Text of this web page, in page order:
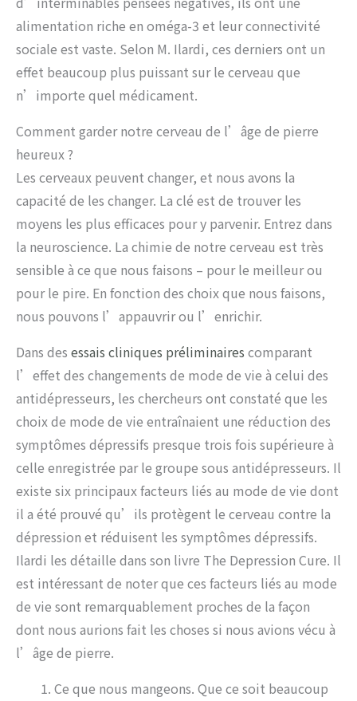
alimentation riche en oméga-3 et leur connectivité
sociale est vaste. Selon M. Ilardi, ces derniers ont un
effet beaucoup plus puissant sur le cerveau que
n’importe quel médicament.
Comment garder notre cerveau de l’âge de pierre
heureux ?
Les cerveaux peuvent changer, et nous avons la
capacité de les changer. La clé est de trouver les
moyens les plus efficaces pour y parvenir. Entrez dans
la neuroscience. La chimie de notre cerveau est très
sensible à ce que nous faisons – pour le meilleur ou
pour le pire. En fonction des choix que nous faisons,
nous pouvons l’appauvrir ou l’enrichir.
Dans des essais cliniques préliminaires comparant
l’effet des changements de mode de vie à celui des
antidépresseurs, les chercheurs ont constaté que les
choix de mode de vie entraînaient une réduction des
symptômes dépressifs presque trois fois supérieure à
celle enregistrée par le groupe sous antidépresseurs. Il
existe six principaux facteurs liés au mode de vie dont
il a été prouvé qu’ils protègent le cerveau contre la
dépression et réduisent les symptômes dépressifs.
Ilardi les détaille dans son livre The Depression Cure. Il
est intéressant de noter que ces facteurs liés au mode
de vie sont remarquablement proches de la façon
dont nous aurions fait les choses si nous avions vécu à
l’âge de pierre.
Ce que nous mangeons. Que ce soit beaucoup